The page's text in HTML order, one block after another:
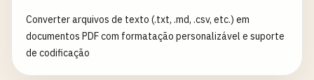
Converter arquivos de texto (.txt, .md, .csv, etc.) em
documentos PDF com formatação personalizável e suporte
de codificação